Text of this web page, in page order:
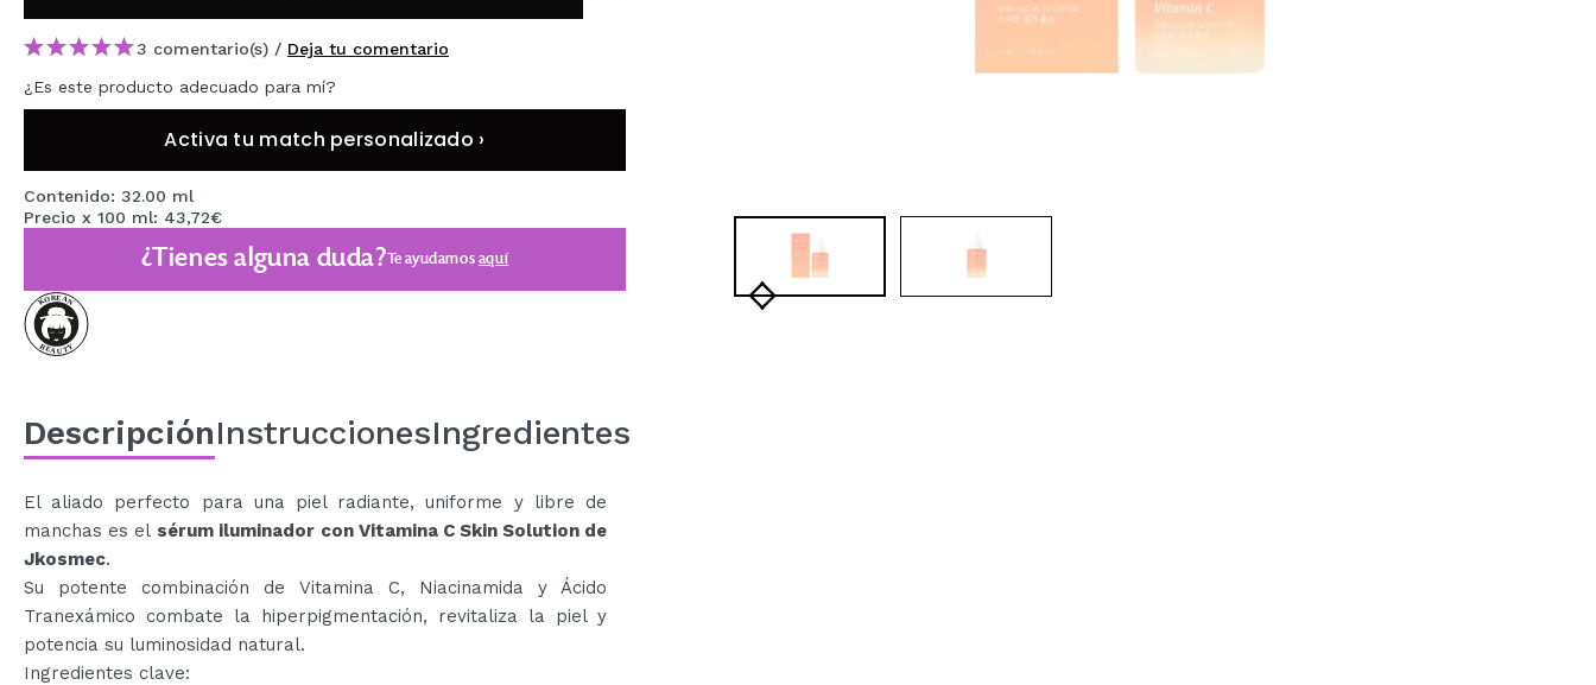
MAQUIFARMA
KOREA ZONE
TRAVEL SIZE
NATURE
OFERTAS
OUTLET
¡HAN VUELTO!
BLOG
CREAR CUENTA
3 comentario(s) / Deja tu comentario
¿Es este producto adecuado para mí?
Activa tu match personalizado ›
Contenido: 32.00 ml
Precio x 100 ml: 43,72€
¿Tienes alguna duda?Te ayudamosaquí
DescripciónInstruccionesIngredientes
El aliado perfecto para una piel radiante, uniforme y libre de
manchas es el sérum iluminador con Vitamina C Skin Solution de
Jkosmec.
Su potente combinación de Vitamina C, Niacinamida y Ácido
Tranexámico combate la hiperpigmentación, revitaliza la piel y
potencia su luminosidad natural.
Ingredientes clave: